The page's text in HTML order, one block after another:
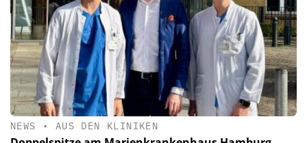
NEWS • AUS DEN KLINIKEN